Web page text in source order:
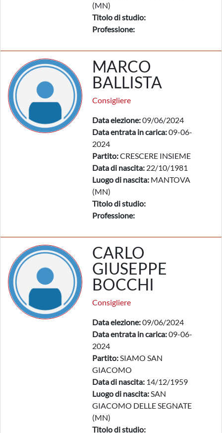
(MN)
Titolo di studio:
Professione:
MARCO
BALLISTA
Consigliere
Data elezione:09/06/2024
Data entrata in carica:09-06-
2024
Partito:CRESCERE INSIEME
Data di nascita: 22/10/1981
Luogo di nascita: MANTOVA
(MN)
Titolo di studio:
Professione:
CARLO
GIUSEPPE
BOCCHI
Consigliere
Data elezione:09/06/2024
Data entrata in carica:09-06-
2024
Partito:SIAMO SAN
GIACOMO
Data di nascita: 14/12/1959
Luogo di nascita:SAN
GIACOMO DELLE SEGNATE
(MN)
Titolo di studio: